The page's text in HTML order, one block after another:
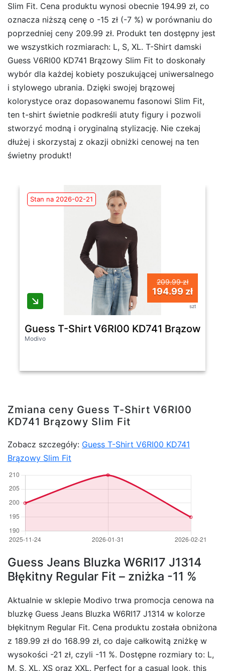
Slim Fit. Cena produktu wynosi obecnie 194.99 zł, co
oznacza niższą cenę o -15 zł (-7 %) w porównaniu do
poprzedniej ceny 209.99 zł. Produkt ten dostępny jest
we wszystkich rozmiarach: L, S, XL. T-Shirt damski
Guess V6RI00 KD741 Brązowy Slim Fit to doskonały
wybór dla każdej kobiety poszukującej uniwersalnego
i stylowego ubrania. Dzięki swojej brązowej
kolorystyce oraz dopasowanemu fasonowi Slim Fit,
ten t-shirt świetnie podkreśli atuty figury i pozwoli
stworzyć modną i oryginalną stylizację. Nie czekaj
dłużej i skorzystaj z okazji obniżki cenowej na ten
świetny produkt!
Stan na 2026-02-21
209.99 zł
194.99 zł
szt
Guess T-Shirt V6RI00 KD741 Brązowy
Modivo
Zmiana ceny Guess T-Shirt V6RI00
KD741 Brązowy Slim Fit
Zobacz szczegóły: Guess T-Shirt V6RI00 KD741
Brązowy Slim Fit
Guess Jeans Bluzka W6RI17 J1314
Błękitny Regular Fit – zniżka -11 %
Aktualnie w sklepie Modivo trwa promocja cenowa na
bluzkę Guess Jeans Bluzka W6RI17 J1314 w kolorze
błękitnym Regular Fit. Cena produktu została obniżona
z 189.99 zł do 168.99 zł, co daje całkowitą zniżkę w
wysokości -21 zł, czyli -11 %. Dostępne rozmiary to: L,
M, S, XL, XS oraz XXL. Perfect for a casual look, this